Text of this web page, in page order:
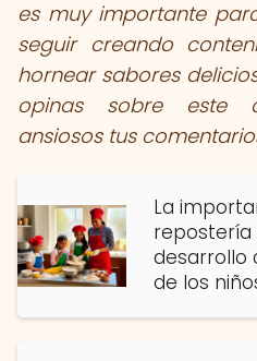
es muy importante
seguir creando
hornear sabores
opinas sobre este
ansiosos tus
La
repostería
desarrollo
de los